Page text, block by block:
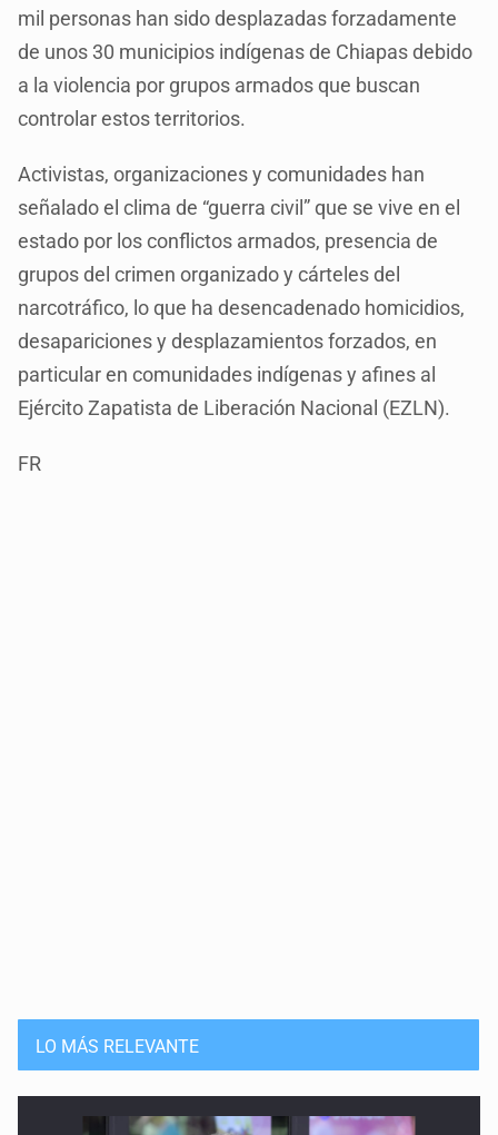
mil personas han sido desplazadas forzadamente
de unos 30 municipios indígenas de Chiapas debido
a la violencia por grupos armados que buscan
controlar estos territorios.
Activistas, organizaciones y comunidades han
señalado el clima de “guerra civil” que se vive en el
estado por los conflictos armados, presencia de
grupos del crimen organizado y cárteles del
narcotráfico, lo que ha desencadenado homicidios,
desapariciones y desplazamientos forzados, en
particular en comunidades indígenas y afines al
Ejército Zapatista de Liberación Nacional (EZLN).
FR
LO MÁS RELEVANTE